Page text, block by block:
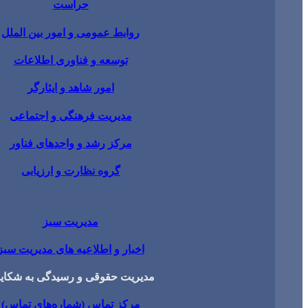
حراست
روابط عمومی و امور بین الملل
توسعه و فناوری اطلاعات
امور شاهد و ایثارگر
مدیریت فرهنگی و اجتماعی
مرکز رشد و واحدهای فناور
گروه نظارت و ارزیابی
مدیریت سبز
اخبار و اطلاعیه های مدیریت
مدیریت حقوقی و رسیدگی به
مرکز تماس (شماره‌های تماس)